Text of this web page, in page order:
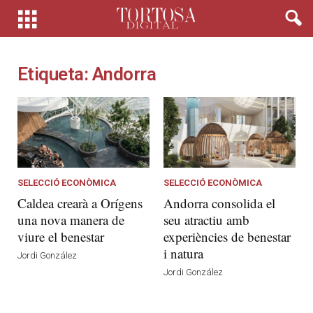
Etiqueta: Andorra
SELECCIÓ ECONÒMICA
Caldea crearà a Orígens
una nova manera de
viure el benestar
Jordi González
SELECCIÓ ECONÒMICA
Andorra consolida el
seu atractiu amb
experiències de benestar
i natura
Jordi González